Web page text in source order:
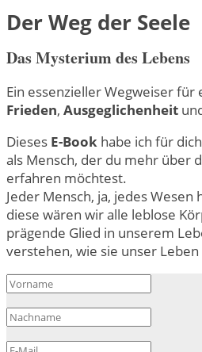
Der Weg der Seele
Das Mysterium des Lebens
Ein essenzieller Wegweiser
Frieden, Ausgeglichenheit
Dieses E-Book habe ich für
als Mensch, der du mehr über
erfahren möchtest.
Jeder Mensch, ja, jedes Wesen
diese wären wir alle leblose
prägende Glied in unserem
verstehen, wie sie unser